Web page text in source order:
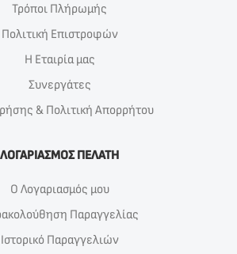
Τρόποι Πλήρωμής
Πολιτική Επιστροφών
Η Εταιρία μας
Συνεργάτες
& Πολιτική Απορρήτου
ΛΟΓΑΡΙΑΣΜΟΣ ΠΕΛΑΤΗ
Ο Λογαριασμός μου
Παραγγελίας
Ιστορικό Παραγγελιών